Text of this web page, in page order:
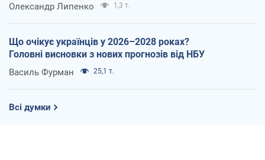
Олександр Липенко 1,3 т.
Що очікує українців у 2026–2028 роках?
Головні висновки з нових прогнозів від НБУ
Василь Фурман 25,1 т.
Всі думки